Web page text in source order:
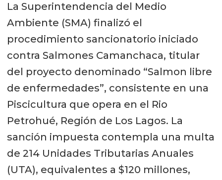
La Superintendencia del Medio
Ambiente (SMA) finalizó el
procedimiento sancionatorio iniciado
contra Salmones Camanchaca, titular
del proyecto denominado “Salmon libre
de enfermedades”, consistente en una
Piscicultura que opera en el Rio
Petrohué, Región de Los Lagos. La
sanción impuesta contempla una multa
de 214 Unidades Tributarias Anuales
(UTA), equivalentes a $120 millones,